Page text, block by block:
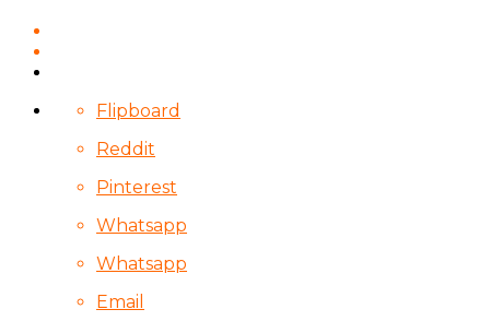
Flipboard
Reddit
Pinterest
Whatsapp
Whatsapp
Email